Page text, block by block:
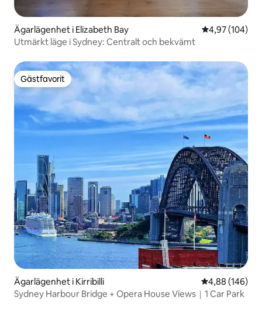
Ägarlägenhet i Elizabeth Bay 4,97 av 5 i
4,97 (104)
Utmärkt läge i Sydney: Centralt och bekvämt
Gästfavorit
Gästfavorit
Ägarlägenhet i Kirribilli 4,88 av 5 i
4,88 (146)
Sydney Harbour Bridge + Opera House Views｜1 Car Park